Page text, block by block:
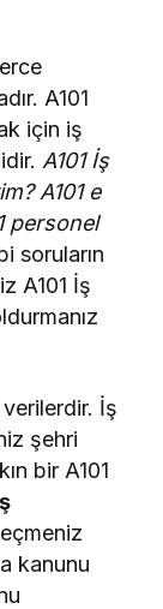
A101
için iş
A101 İş
A101 e
personel
soruların
A101 İş
İş
şehri
bir A101
kanunu